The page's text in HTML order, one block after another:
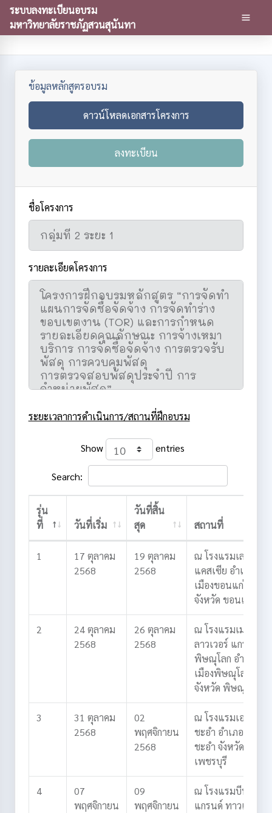
ระบบลงทะเบียนอบรม
มหาวิทยาลัยราชภัฏสวนสุนันทา
ข้อมูลหลักสูตรอบรม
ดาวน์โหลดเอกสารโครงการ
ลงทะเบียน
ชื่อโครงการ
รายละเอียดโครงการ
ระยะเวลาการดำเนินการ/สถานที่ฝึกอบรม
Show entries
Search:
รุ่น
ที่
วันที่เริ่ม
วันที่สิ้น
สุด
สถานที่
1
17 ตุลาคม
2568
19 ตุลาคม
2568
ณ โรงแรมเลอ
แคสเซีย อำเภอ
เมืองขอนแก่น
จังหวัด ขอนแก่น
2
24 ตุลาคม
2568
26 ตุลาคม
2568
ณ โรงแรมเมย์ฟ
ลาวเวอร์ แกรนด์
พิษณุโลก อำเภอ
เมืองพิษณุโลก
จังหวัด พิษณุโลก
3
31 ตุลาคม
2568
02
พฤศจิกายน
2568
ณ โรงแรมเอเชีย
ชะอำ อำเภอ
ชะอำ จังหวัด
เพชรบุรี
4
07
พฤศจิกายน
09
พฤศจิกายน
ณ โรงแรมบีพี
แกรนด์ ทาวเวอร์